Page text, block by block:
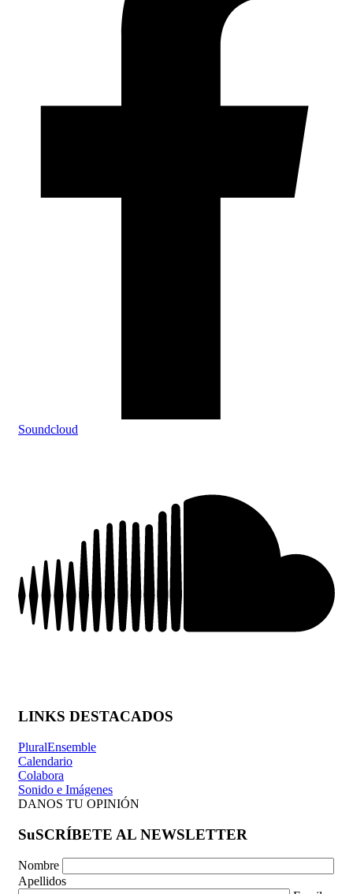
Soundcloud
LINKS DESTACADOS
PluralEnsemble
Calendario
Colabora
Sonido e Imágenes
DANOS TU OPINIÓN
SuSCRÍBETE AL NEWSLETTER
Nombre
Apellidos